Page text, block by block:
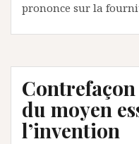
prononce sur la
du moyen
l’invention